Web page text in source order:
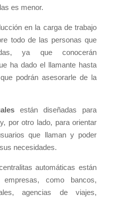
es menor.
en la carga de trabajo
todo de las personas que
ya que conocerán
ha dado el llamante hasta
podrán asesorarle de la
están diseñadas para
por otro lado, para orientar
que llaman y poder
necesidades.
automáticas están
como bancos,
agencias de viajes,